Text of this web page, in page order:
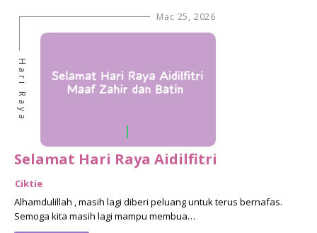
Mac 25, 2026
Hari Raya
Selamat Hari Raya Aidilfitri
Ciktie
Alhamdulillah , masih lagi diberi peluang untuk terus bernafas.
Semoga kita masih lagi mampu membua…